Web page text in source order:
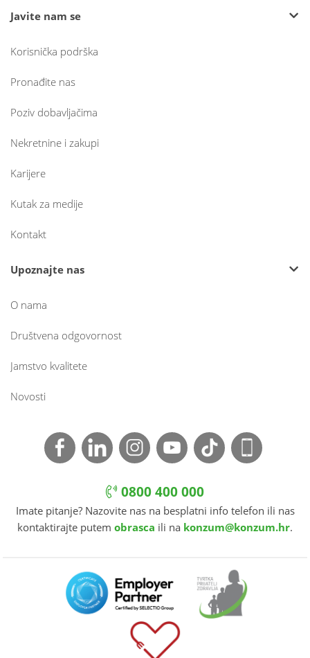
Javite nam se
Korisnička podrška
Pronađite nas
Poziv dobavljačima
Nekretnine i zakupi
Karijere
Kutak za medije
Kontakt
Upoznajte nas
O nama
Društvena odgovornost
Jamstvo kvalitete
Novosti
0800 400 000
Imate pitanje? Nazovite nas na besplatni info telefon ili nas
kontaktirajte putem obrasca ili na konzum@konzum.hr.